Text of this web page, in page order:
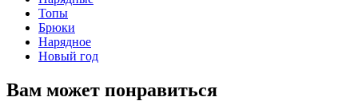
Топы
Брюки
Нарядное
Новый год
Вам может понравиться